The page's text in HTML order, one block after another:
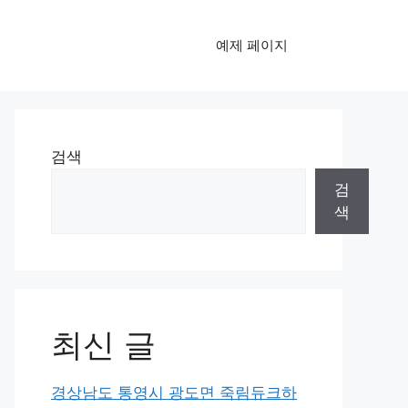
예제 페이지
검색
검
색
최신 글
경상남도 통영시 광도면 죽림듀크하